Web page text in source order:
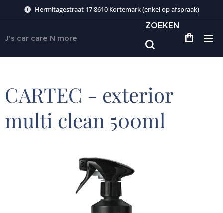
Hermitagestraat 17 8610 Kortemark (enkel op afspraak)
J's car care N more
ZOEKEN
CARTEC - exterior
multi clean 500ml